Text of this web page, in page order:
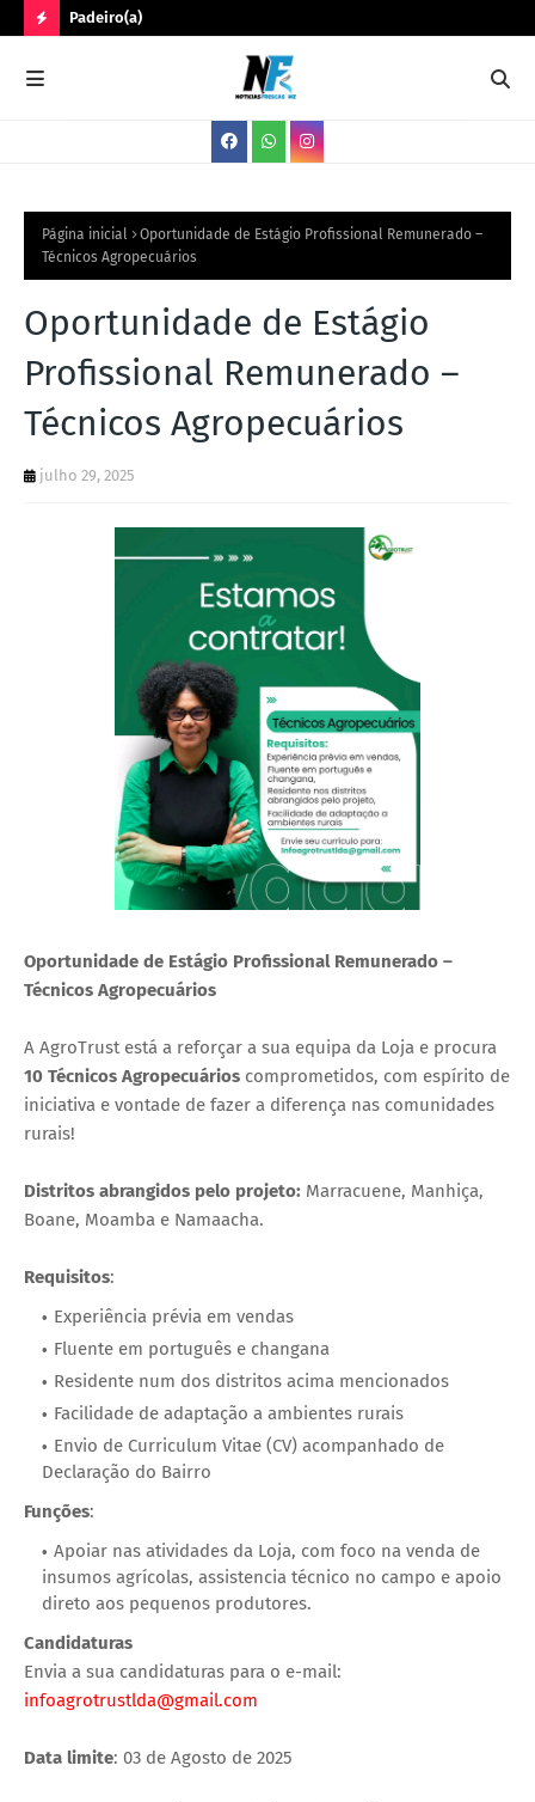
O
V
S
Padeiro(a)
Página inicial
Oportunidade de Estágio Profissional Remunerado –
Técnicos Agropecuários
Oportunidade de Estágio
Profissional Remunerado –
Técnicos Agropecuários
julho 29, 2025
Oportunidade de Estágio Profissional Remunerado –
Técnicos Agropecuários
A AgroTrust está a reforçar a sua equipa da Loja e procura
10 Técnicos Agropecuários comprometidos, com espírito de
iniciativa e vontade de fazer a diferença nas comunidades
rurais!
Distritos abrangidos pelo projeto: Marracuene, Manhiça,
Boane, Moamba e Namaacha.
Requisitos:
Experiência prévia em vendas
Fluente em português e changana
Residente num dos distritos acima mencionados
Facilidade de adaptação a ambientes rurais
Envio de Curriculum Vitae (CV) acompanhado de
Declaração do Bairro
Funções:
Apoiar nas atividades da Loja, com foco na venda de
insumos agrícolas, assistencia técnico no campo e apoio
direto aos pequenos produtores.
Candidaturas
Envia a sua candidaturas para o e-mail:
infoagrotrustlda@gmail.com
Data limite: 03 de Agosto de 2025